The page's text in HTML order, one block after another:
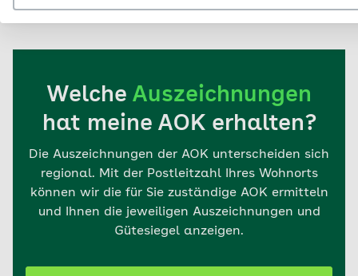
Welche Auszeichnungen
hat meine AOK erhalten?
Die Auszeichnungen der AOK unterscheiden sich
regional. Mit der Postleitzahl Ihres Wohnorts
können wir die für Sie zuständige AOK ermitteln
und Ihnen die jeweiligen Auszeichnungen und
Gütesiegel anzeigen.